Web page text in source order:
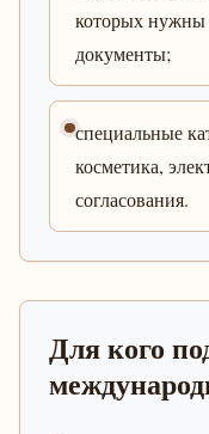
которых нужны
документы;
специальные
косметика,
согласования.
Для кого